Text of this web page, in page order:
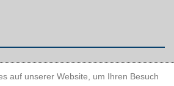
auf unserer Website, um Ihren Besuch